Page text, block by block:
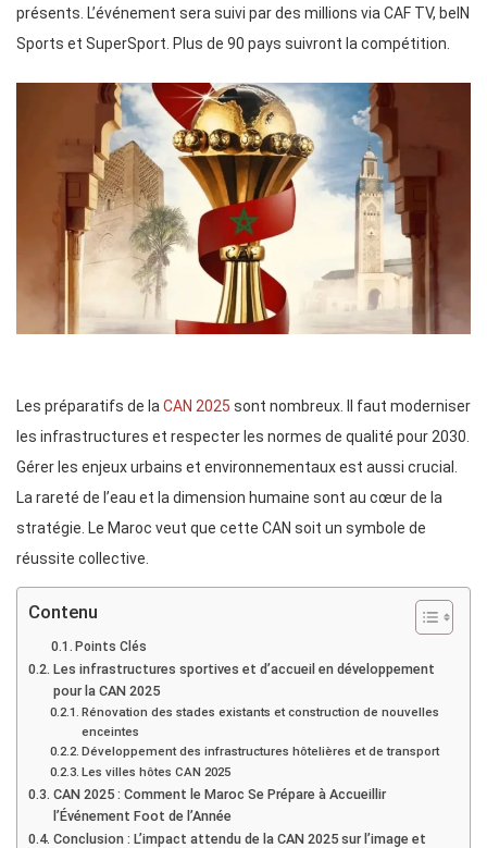
présents. L’événement sera suivi par des millions via CAF TV, beIN
Sports et SuperSport. Plus de 90 pays suivront la compétition.
Les préparatifs de la CAN 2025 sont nombreux. Il faut moderniser
les infrastructures et respecter les normes de qualité pour 2030.
Gérer les enjeux urbains et environnementaux est aussi crucial.
La rareté de l’eau et la dimension humaine sont au cœur de la
stratégie. Le Maroc veut que cette CAN soit un symbole de
réussite collective.
Contenu
Points Clés
Les infrastructures sportives et d’accueil en développement
pour la CAN 2025
Rénovation des stades existants et construction de nouvelles
enceintes
Développement des infrastructures hôtelières et de transport
Les villes hôtes CAN 2025
CAN 2025 : Comment le Maroc Se Prépare à Accueillir
l’Événement Foot de l’Année
Conclusion : L’impact attendu de la CAN 2025 sur l’image et